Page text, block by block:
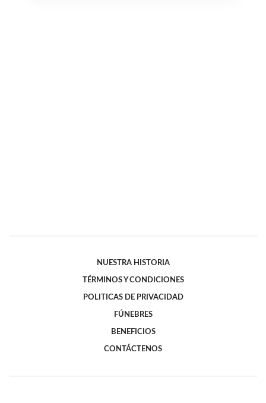
NUESTRA HISTORIA
TÉRMINOS Y CONDICIONES
POLITICAS DE PRIVACIDAD
FÚNEBRES
BENEFICIOS
CONTÁCTENOS